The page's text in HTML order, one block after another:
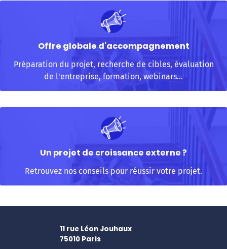
Offre globale d'accompagnement
Préparation du projet, recherche de cibles, évaluation
de l'entreprise, formation, webinars...
Un projet de croissance externe ?
Retrouvez nos conseils pour réussir votre projet.
11 rue Léon Jouhaux
75010 Paris